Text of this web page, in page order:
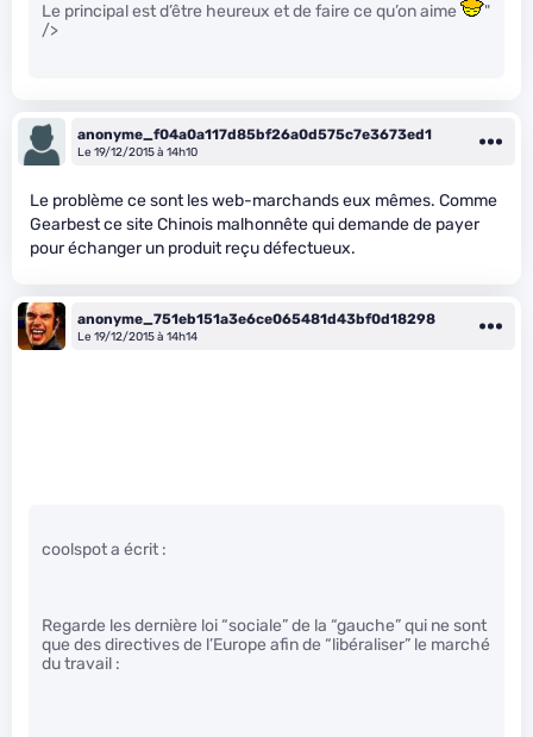
Le principal est d’être heureux et de faire ce qu’on aime
"
/>
anonyme_f04a0a117d85bf26a0d575c7e3673ed1
Le 19/12/2015 à 14h10
Le problème ce sont les web-marchands eux mêmes. Comme
Gearbest ce site Chinois malhonnête qui demande de payer
pour échanger un produit reçu défectueux.
anonyme_751eb151a3e6ce065481d43bf0d18298
Le 19/12/2015 à 14h14
coolspot a écrit :
Regarde les dernière loi “sociale” de la “gauche” qui ne sont
que des directives de l’Europe afin de “libéraliser” le marché
du travail :